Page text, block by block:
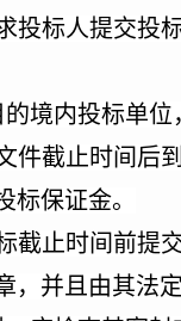
投标人提交投
境内投标单
件截止时间后
标保证金。
截止时间前提
，并且由其法